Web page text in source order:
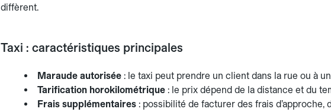
diffèrent.
Taxi : caractéristiques principales
Maraude autorisée : le taxi peut prendre un client dans la rue ou à
Tarification horokilométrique : le prix dépend de la distance et du
Frais supplémentaires : possibilité de facturer des frais d’approche,